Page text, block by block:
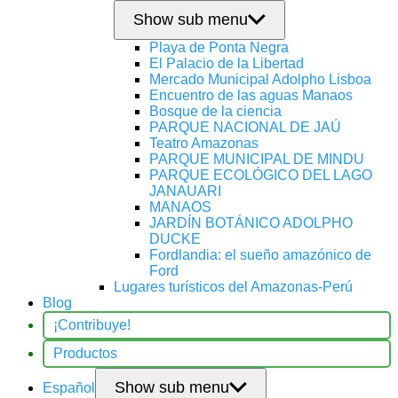
Show sub menu
Playa de Ponta Negra
El Palacio de la Libertad
Mercado Municipal Adolpho Lisboa
Encuentro de las aguas Manaos
Bosque de la ciencia
PARQUE NACIONAL DE JAÚ
Teatro Amazonas
PARQUE MUNICIPAL DE MINDU
PARQUE ECOLÓGICO DEL LAGO
JANAUARI
MANAOS
JARDÍN BOTÁNICO ADOLPHO
DUCKE
Fordlandia: el sueño amazónico de
Ford
Lugares turísticos del Amazonas-Perú
Blog
¡Contribuye!
Productos
Español Show sub menu